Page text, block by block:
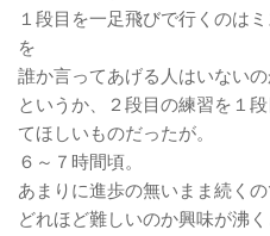
１段目を一足飛びで行くのは
を
誰か言ってあげる人はいないの
というか、２段目の練習を１
てほしいものだったが。
６～７時間頃。
あまりに進歩の無いまま続く
どれほど難しいのか興味が沸く